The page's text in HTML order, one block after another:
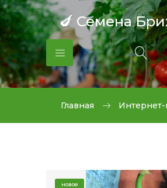
🍆 Семена
Главная Интернет-
новое